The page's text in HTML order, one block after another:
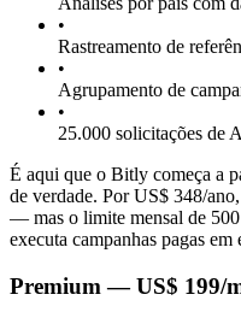
•
Rastreamento de
•
Agrupamento de
•
25.000 solicitações de
É aqui que o Bitly começa a
de verdade. Por US$ 348/
— mas o limite mensal de
executa campanhas pagas em
Premium — US$ 199/